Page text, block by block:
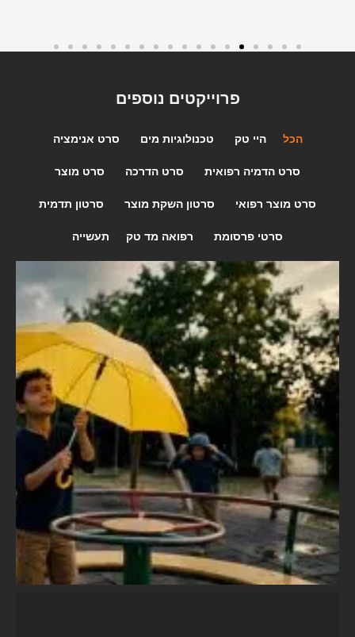
פרוייקטים נוספים
הכל היי טק טכנולוגיות מים סרט אנימציה
סרט הדמיה רפואית סרט הדרכה סרט מוצר
סרט מוצר רפואי סרטון השקת מוצר סרטון תדמית
סרטי פרסומת רפואה מד טק תעשייה